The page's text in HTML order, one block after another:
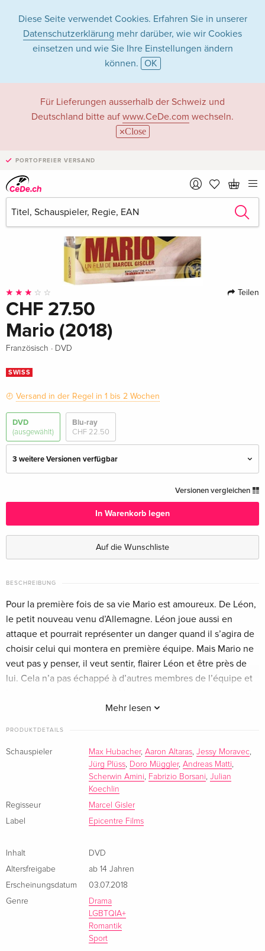
Diese Seite verwendet Cookies. Erfahren Sie in unserer
Datenschutzerklärung mehr darüber, wie wir Cookies
einsetzen und wie Sie Ihre Einstellungen ändern
können. OK
Für Lieferungen ausserhalb der Schweiz und
Deutschland bitte auf www.CeDe.com wechseln.
Close
PORTOFREIER VERSAND
Teilen
CHF 27.50
Mario (2018)
Französisch · DVD
SWISS
Versand in der Regel in 1 bis 2 Wochen
DVD
(ausgewählt)
Blu-ray
CHF 22.50
3 weitere Versionen verfügbar
CHF 17.50
Englisch · US Version
Standard Edition — (ausgewählt)
Französisch
Versionen vergleichen
In Warenkorb legen
Auf die Wunschliste
BESCHREIBUNG
Mehr lesen
Pour la première fois de sa vie Mario est amoureux. De Léon,
le petit nouveau venu d’Allemagne. Léon joue aussi en
attaque et pourrait représenter un danger quand il s’agira de
choisir celui qui montera en première équipe. Mais Mario ne
veut pas y penser, il veut sentir, flairer Léon et être près de
lui. Cela n’a pas échappé à d’autres membres de l’équipe et
footballeur professionnel est en danger mais il ne veut
PRODUKTDETAILS
Schauspieler Max Hubacher, Aaron Altaras, Jessy Moravec,
Jürg Plüss, Doro Müggler, Andreas Matti,
Scherwin Amini, Fabrizio Borsani, Julian
Koechlin
Regisseur
Marcel Gisler
Label
Epicentre Films
Inhalt
DVD
Altersfreigabe
ab 14 Jahren
Erscheinungsdatum
03.07.2018
Genre
Drama
LGBTQIA+
Romantik
Sport